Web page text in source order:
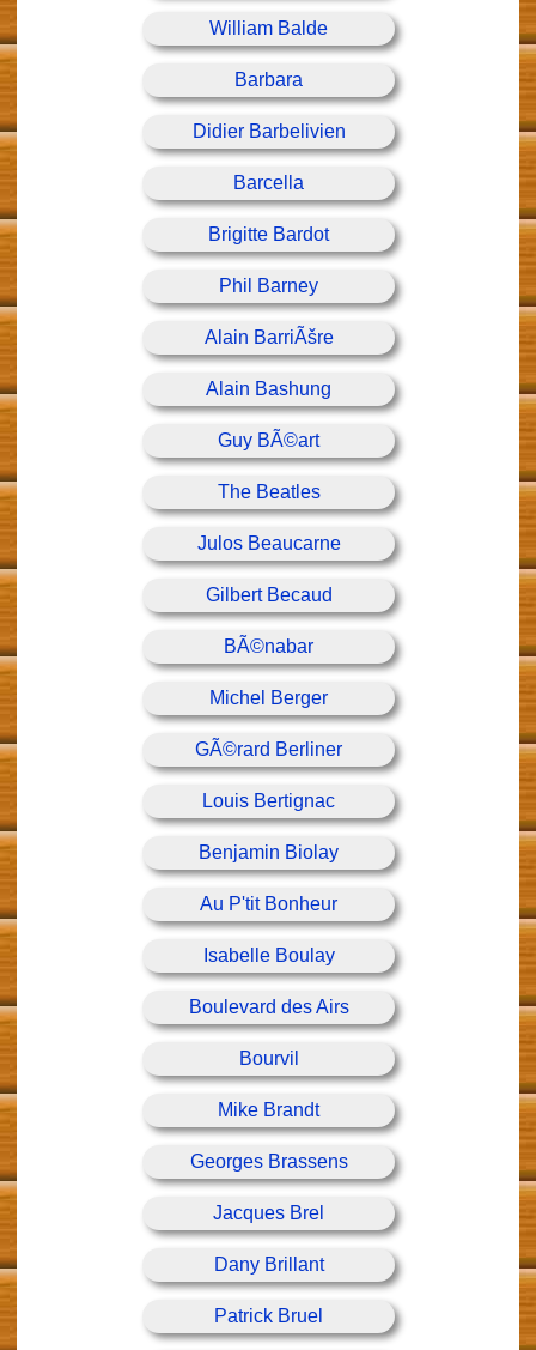
William Balde
Barbara
Didier Barbelivien
Barcella
Brigitte Bardot
Phil Barney
Alain BarriÃšre
Alain Bashung
Guy BÃ©art
The Beatles
Julos Beaucarne
Gilbert Becaud
BÃ©nabar
Michel Berger
GÃ©rard Berliner
Louis Bertignac
Benjamin Biolay
Au P'tit Bonheur
Isabelle Boulay
Boulevard des Airs
Bourvil
Mike Brandt
Georges Brassens
Jacques Brel
Dany Brillant
Patrick Bruel